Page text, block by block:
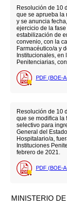
Resolución de 10
que se aprueba la
y se anuncia
ejercicio de la
estabilización de
convenio, con la
Farmacéutico/a y
Institucionales, en
Penitenciarias,
PDF (BOE-
Resolución de 10
que se modifica la
selectivo para
General del
Hospitalario/a,
Instituciones
febrero de 2021.
PDF (BOE-
MINISTERIO